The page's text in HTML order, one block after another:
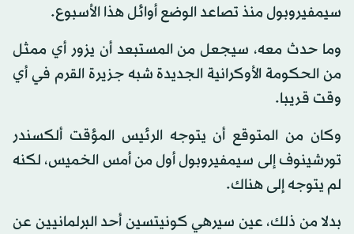
سيمفيروبول منذ تصاعد الوضع أوائل هذا الأسبوع.
وما حدث معه، سيجعل من المستبعد أن يزور أي ممثل
من الحكومة الأوكرانية الجديدة شبه جزيرة القرم في أي
وقت قريبا.
وكان من المتوقع أن يتوجه الرئيس المؤقت ألكسندر
تورشينوف إلى سيمفيروبول أول من أمس الخميس، لكنه
لم يتوجه إلى هناك.
بدلا من ذلك، عين سيرهي كونيتسين أحد البرلمانيين عن